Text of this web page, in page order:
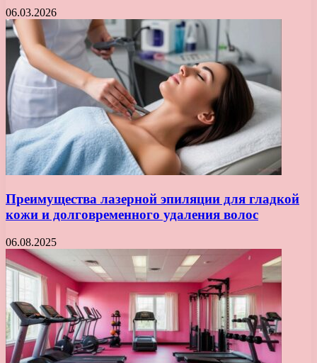
06.03.2026
Преимущества лазерной эпиляции для гладкой
кожи и долговременного удаления волос
06.08.2025